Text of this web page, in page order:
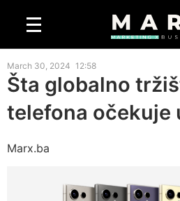
March 30, 2024 12:58
Šta globalno
telefona očekuje
Marx.ba